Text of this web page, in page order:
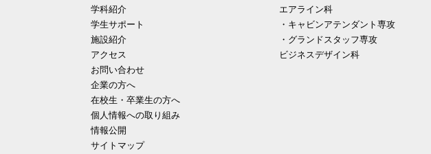
学科紹介
学生サポート
施設紹介
アクセス
お問い合わせ
企業の方へ
在校生・卒業生の方へ
個人情報への取り組み
情報公開
サイトマップ
エアライン科
・キャビンアテンダント専攻
・グランドスタッフ専攻
ビジネスデザイン科